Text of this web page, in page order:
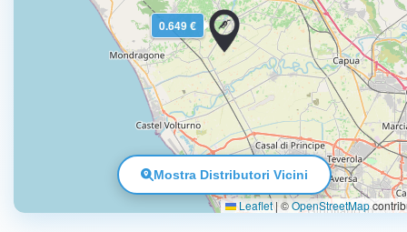
0.649 €
Leaflet |©OpenStreetMap
Mostra Distributori Vicini